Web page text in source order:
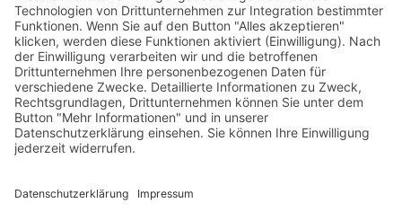
es auf technische Aspekte, aber auch auf
zwischenmenschliche Fähigkeiten...
Interview mit Ela Kara
Dez. 14, 2019
Interview mit unserer Mitarbeiterin Ela Kara im